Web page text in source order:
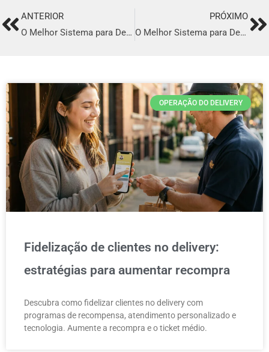
PrevANTERIOR
O Melhor Sistema para Delivery em Marabá
PRÓXIMO
O Melhor Sistema para Delivery em Magé
OPERAÇÃO DO DELIVERY
Fidelização de clientes no delivery:
estratégias para aumentar recompra
Descubra como fidelizar clientes no delivery com
programas de recompensa, atendimento personalizado e
tecnologia. Aumente a recompra e o ticket médio.